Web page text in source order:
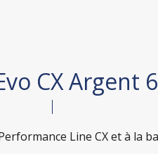
CX Argent
Line CX et à la